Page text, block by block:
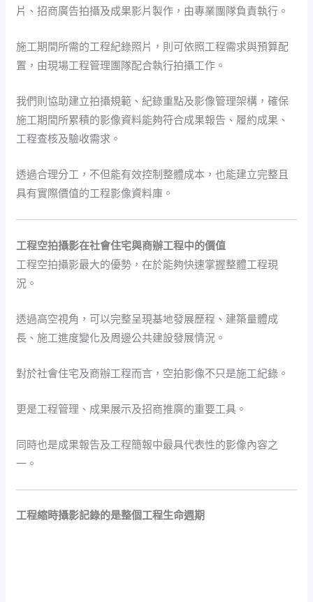
片、招商廣告拍攝及成果影片製作，由專業團隊負責執行。
施工期間所需的工程紀錄照片，則可依照工程需求與預算配
置，由現場工程管理團隊配合執行拍攝工作。
我們則協助建立拍攝規範、紀錄重點及影像管理架構，確保
施工期間所累積的影像資料能夠符合成果報告、履約成果、
工程查核及驗收需求。
透過合理分工，不但能有效控制整體成本，也能建立完整且
具有實際價值的工程影像資料庫。
工程空拍攝影在社會住宅與商辦工程中的價值
工程空拍攝影最大的優勢，在於能夠快速掌握整體工程現
況。
透過高空視角，可以完整呈現基地發展歷程、建築量體成
長、施工進度變化及周邊公共建設發展情況。
對於社會住宅及商辦工程而言，空拍影像不只是施工紀錄。
更是工程管理、成果展示及招商推廣的重要工具。
同時也是成果報告及工程簡報中最具代表性的影像內容之
一。
工程縮時攝影記錄的是整個工程生命週期